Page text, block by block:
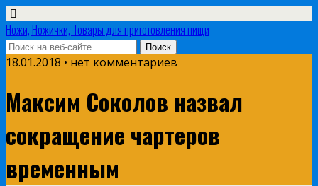
Ножи, Ножички, Товары для приготовления пищи
18.01.2018 • нет комментариев
Максим Соколов назвал
сокращение чартеров
временным